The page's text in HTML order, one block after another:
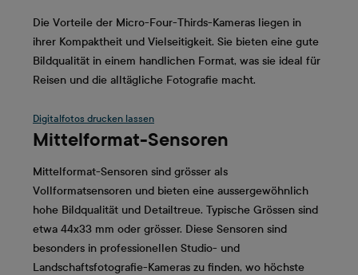
Die Vorteile der Micro-Four-Thirds-Kameras liegen in
ihrer Kompaktheit und Vielseitigkeit. Sie bieten eine gute
Bildqualität in einem handlichen Format, was sie ideal für
Reisen und die alltägliche Fotografie macht.
Digitalfotos drucken lassen
Mittelformat-Sensoren
Mittelformat-Sensoren sind grösser als
Vollformatsensoren und bieten eine aussergewöhnlich
hohe Bildqualität und Detailtreue. Typische Grössen sind
etwa 44x33 mm oder grösser. Diese Sensoren sind
besonders in professionellen Studio- und
Landschaftsfotografie-Kameras zu finden, wo höchste